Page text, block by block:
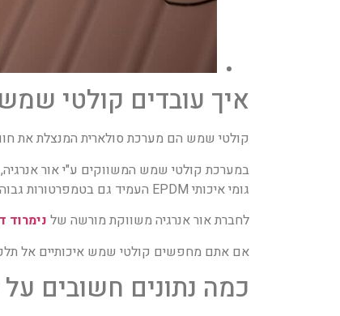
איך עובדים קולטי
קולטי שמש הם מערכת סולארית המנצלת את
במערכת קולטי שמש המשווקים ע"י אור
גומי איכותי EPDM העמיד גם בטמפרטורות גבוהות.
לחברת אור אנרגיה משווקת מורשה של נימרוד
אם אתם מחפשים קולטי שמש איכותיים אל
כמה נתונים חשובים